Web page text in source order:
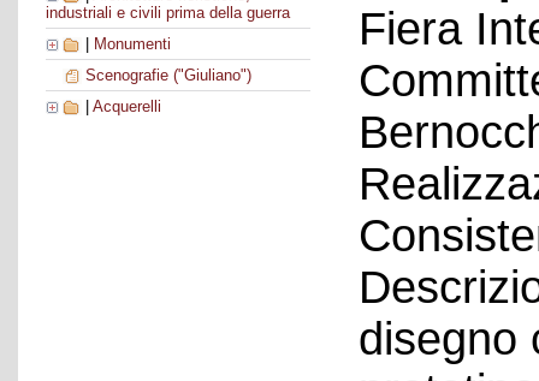
industriali e civili prima della guerra
Monumenti
Scenografie ("Giuliano")
Acquerelli
Fiera
disegno